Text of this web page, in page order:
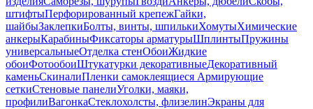
штифтыПерфорированный крепежГайки,
шайбыЗаклепкиБолты, винты, шпилькиХомутыХимические
анкерыКарабиныФиксаторы арматурыШплинтыПружины
универсальныеОтделка стенОбоиЖидкие
обоиФотообоиШтукатурки декоративныеДекоративный
каменьСкиналиПленки самоклеящиеся Армирующие
сеткиСтеновые панелиУголки, маяки,
профилиВагонкаСтеклохолсты, флизелинЭкраны для